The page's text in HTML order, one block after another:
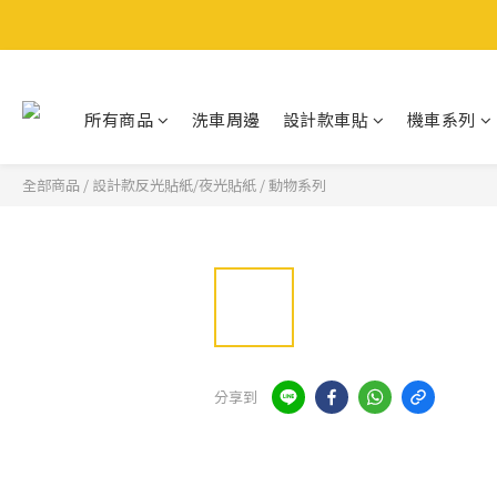
所有商品 洗車周邊 設計款車貼 機車系列
全部商品 / 設計款反光貼紙/夜光貼紙 /動物系列
分享到